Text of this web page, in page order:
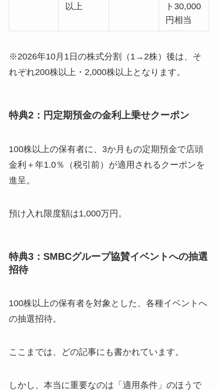
以上
ト30,000
円相当
※2026年10月1日の株式分割（1→2株）後は、そ
れぞれ200株以上・2,000株以上となります。
特典2：円定期預金の金利上乗せクーポン
100株以上の保有者に、3か月もの定期預金で店頭
金利＋年1.0％（税引前）が適用されるクーポンを
進呈。
預け入れ限度額は1,000万円。
特典3：SMBCグループ協賛イベントへの抽選
招待
100株以上の保有者を対象とした、各種イベントへ
の抽選招待。
ここまでは、どの記事にも書かれています。
しかし、本当に重要なのは「適用条件」のほうで